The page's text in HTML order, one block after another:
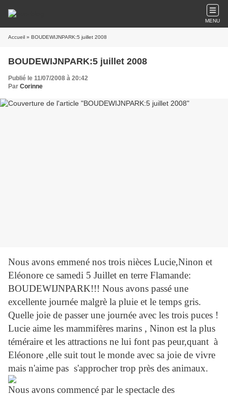
MENU
Accueil » BOUDEWIJNPARK:5 juillet 2008
BOUDEWIJNPARK:5 juillet 2008
Publié le 11/07/2008 à 20:42
Par Corinne
Nous avons emmené nos trois nièces Lucie,Ninon et
Eléonore ce samedi 5 Juillet en terre Flamande:
BOUDEWIJNPARK!!! Nous avons passé une
excellente journée malgrè la pluie et le temps gris.
Quelle joie de passer une journée avec les trois puces !
Lucie aime les mammifères marins , Ninon est la plus
téméraire et les attractions ne lui font pas peur,quant à
Eléonore ,elle suit tout le monde avec sa joie de vivre
mais n'aime pas s'approcher trop près des animaux.
Nous avons commencé par le spectacle des